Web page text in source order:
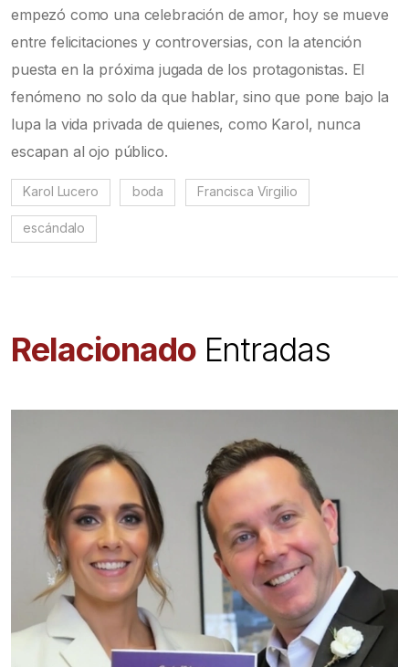
empezó como una celebración de amor, hoy se mueve
entre felicitaciones y controversias, con la atención
puesta en la próxima jugada de los protagonistas. El
fenómeno no solo da que hablar, sino que pone bajo la
lupa la vida privada de quienes, como Karol, nunca
escapan al ojo público.
Karol Lucero boda Francisca Virgilio
escándalo
RelacionadoEntradas